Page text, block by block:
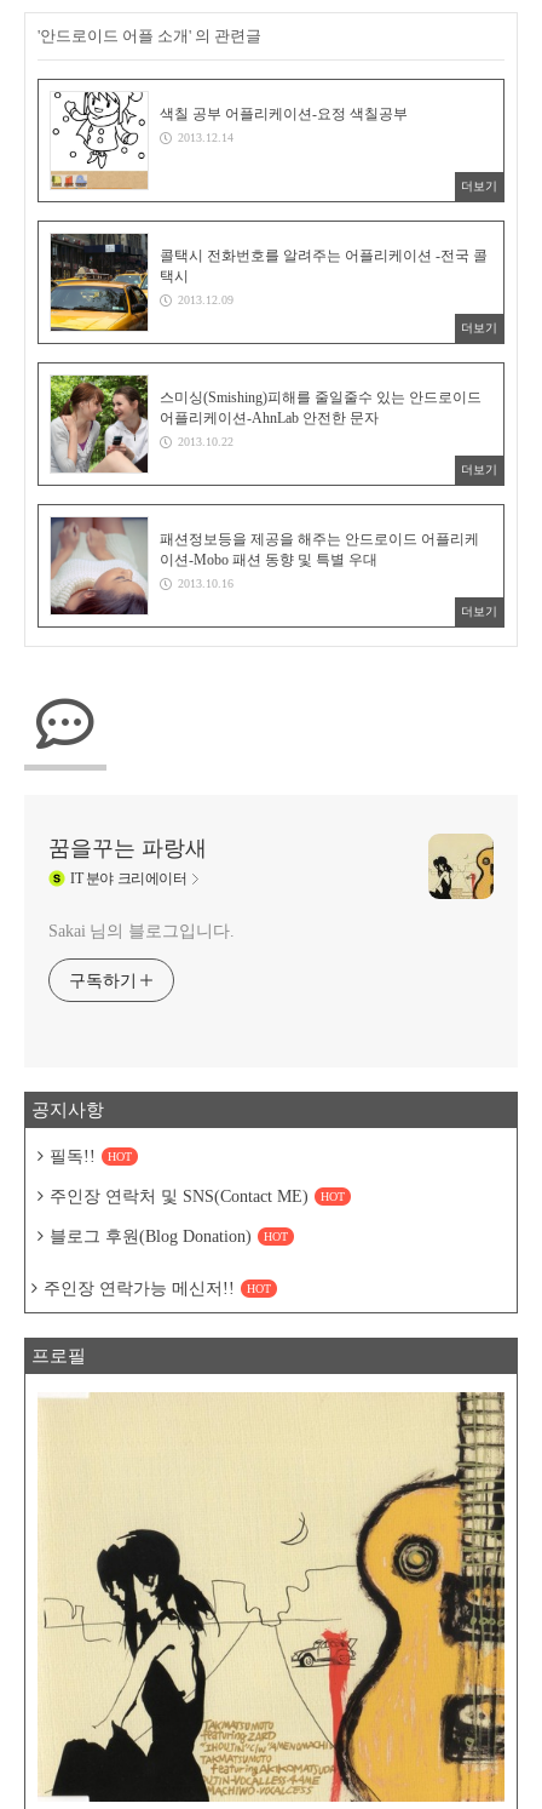
'안드로이드 어플 소개' 의 관련글
색칠 공부 어플리케이션-요정 색칠공부
2013.12.14
더보기
콜택시 전화번호를 알려주는 어플리케이션 -전국 콜
택시
2013.12.09
더보기
스미싱(Smishing)피해를 줄일줄수 있는 안드로이드
어플리케이션-AhnLab 안전한 문자
2013.10.22
더보기
패션정보등을 제공을 해주는 안드로이드 어플리케
이션-Mobo 패션 동향 및 특별 우대
2013.10.16
더보기
꿈을꾸는 파랑새
IT분야 크리에이터
Sakai 님의 블로그입니다.
구독하기
공지사항
필독!! HOT
주인장 연락처 및 SNS(Contact ME) HOT
블로그 후원(Blog Donation) HOT
주인장 연락가능 메신저!! HOT
프로필